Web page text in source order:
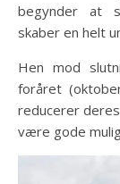
begynder at
skaber en helt
Hen mod
foråret
reducerer
være gode